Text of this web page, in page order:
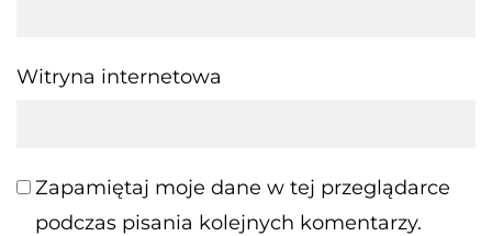
Witryna internetowa
Zapamiętaj moje dane w tej przeglądarce
podczas pisania kolejnych komentarzy.